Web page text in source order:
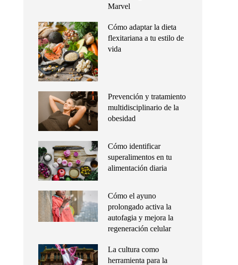
Marvel
Cómo adaptar la dieta
flexitariana a tu estilo de
vida
Prevención y tratamiento
multidisciplinario de la
obesidad
Cómo identificar
superalimentos en tu
alimentación diaria
Cómo el ayuno
prolongado activa la
autofagia y mejora la
regeneración celular
La cultura como
herramienta para la